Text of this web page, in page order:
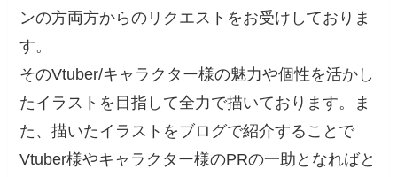
ンの方両方からのリクエストをお受けしておりま
す。
そのVtuber/キャラクター様の魅力や個性を活かし
たイラストを目指して全力で描いております。ま
た、描いたイラストをブログで紹介することで
Vtuber様やキャラクター様のPRの一助となればと